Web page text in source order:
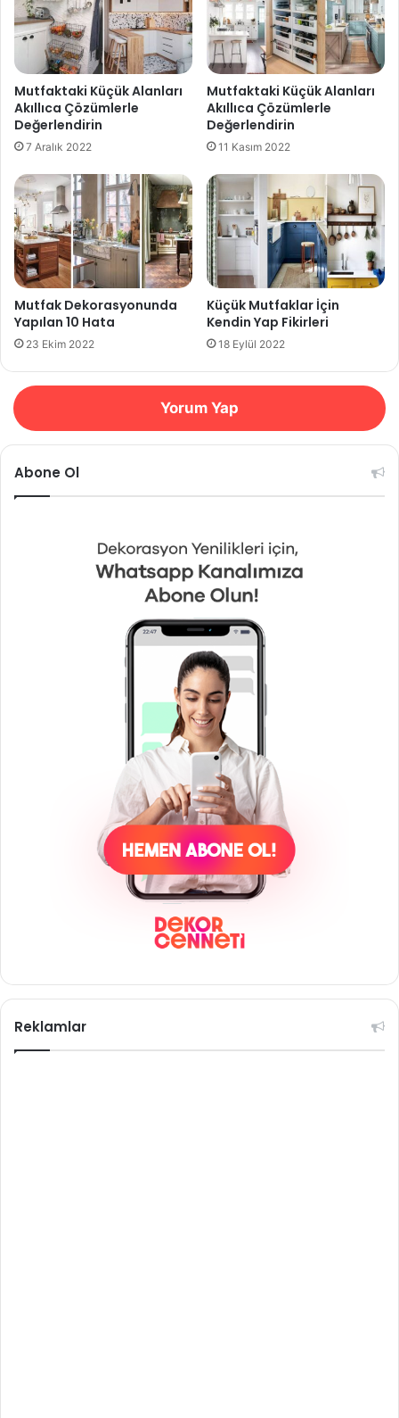
Mutfaktaki Küçük Alanları
Akıllıca Çözümlerle
Değerlendirin
7 Aralık 2022
Mutfaktaki Küçük Alanları
Akıllıca Çözümlerle
Değerlendirin
11 Kasım 2022
Mutfak Dekorasyonunda
Yapılan 10 Hata
23 Ekim 2022
Küçük Mutfaklar İçin
Kendin Yap Fikirleri
18 Eylül 2022
Yorum Yap
Abone Ol
Reklamlar